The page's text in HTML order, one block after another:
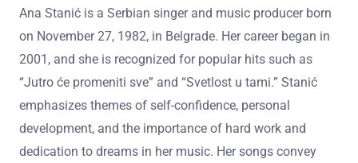
Ana Stanić is a Serbian singer and music producer born
on November 27, 1982, in Belgrade. Her career began in
2001, and she is recognized for popular hits such as
“Jutro će promeniti sve” and “Svetlost u tami.” Stanić
emphasizes themes of self-confidence, personal
development, and the importance of hard work and
dedication to dreams in her music. Her songs convey